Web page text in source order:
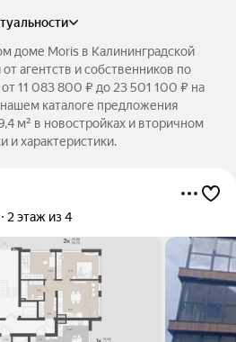
доме Moris в Калининградской
агентств и собственников по
11 083 800 ₽ до 23 501 100 ₽ на
каталоге предложения
м² в новостройках и вторичном
и характеристики.
2 этаж из 4